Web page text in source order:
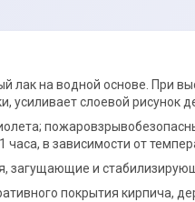
лак на водной основе. При
усиливает слоевой рисунок
в зависимости от
загущающие и
покрытия кирпича,